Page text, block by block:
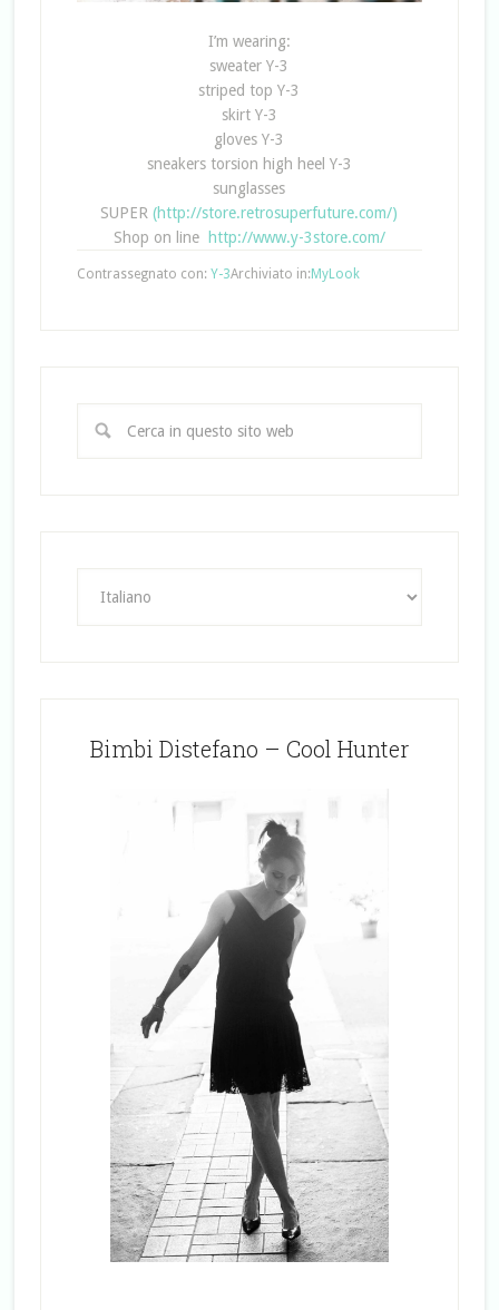
I’m wearing:
sweater Y-3
striped top Y-3
skirt Y-3
gloves Y-3
sneakers torsion high heel Y-3
sunglasses
SUPER(http://store.retrosuperfuture.com/)
Shop on line
http://www.y-3store.com/
Archiviato in:MyLook
Contrassegnato con: Y-3
Bimbi Distefano – Cool Hunter